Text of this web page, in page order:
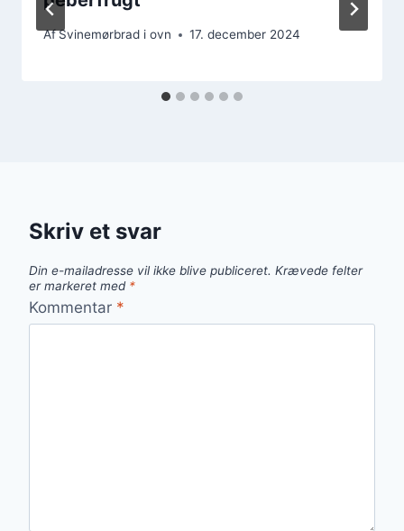
AfSvinemørbrad i ovn 17. december 2024
Skriv et svar
Din e-mailadresse vil ikke blive publiceret. Krævede felter
er markeret med *
Kommentar *